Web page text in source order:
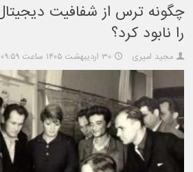
چگونه ترس از شفافیت
را نابود کرد؟
مجید امیری ۳۰ اردیبهشت ۱۴۰۵ ساعت ۰۹:۵۹